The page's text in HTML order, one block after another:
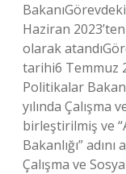
Haziran
olarak
tarihi6 Temmuz
Politikalar
yılında Çalışma
birleştirilmiş ve
Bakanlığı”
Çalışma ve